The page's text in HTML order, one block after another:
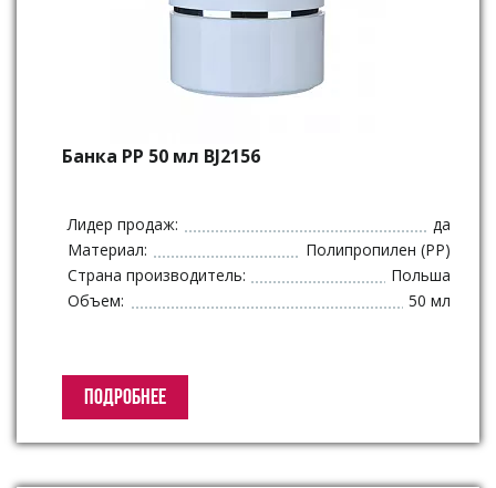
Банка PP 50 мл BJ2156
Лидер продаж:
да
Материал:
Полипропилен (PP)
Страна производитель:
Польша
Объем:
50 мл
ПОДРОБНЕЕ